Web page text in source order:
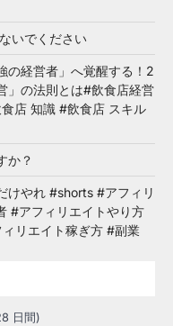
いでください
の経営者」へ覚醒する！2
」の法則とは#飲食店経営
店 知識 #飲食店 スキル
か？
けやれ #shorts #アフィリ
#アフィリエイトやり方
リエイト稼ぎ方 #副業
日間)